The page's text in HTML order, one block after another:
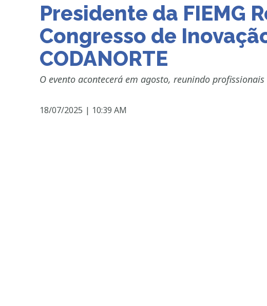
Presidente da FIEMG
Congresso de
CODANORTE
O evento acontecerá em agosto, reunindo
18/07/2025 | 10:39 AM